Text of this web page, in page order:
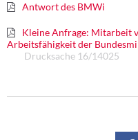
Antwort des BMWi
Kleine Anfrage: Mitarbeit
Arbeitsfähigkeit der
Drucksache 16/14025